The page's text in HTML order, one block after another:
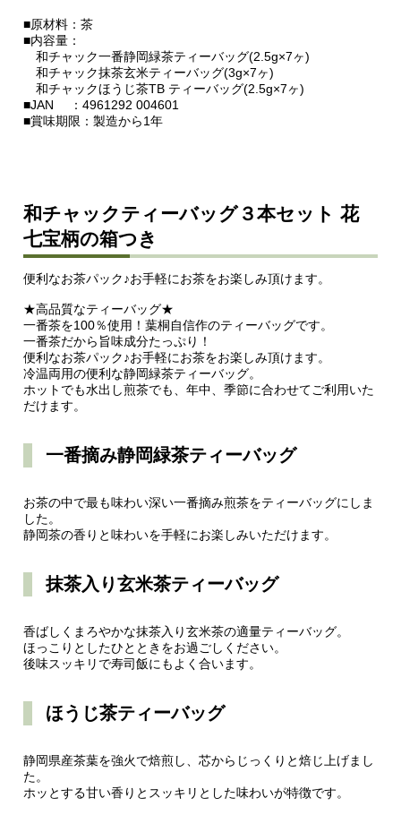
■原材料：茶
■内容量：
和チャック一番静岡緑茶ティーバッグ(2.5g×7ヶ)
和チャック抹茶玄米ティーバッグ(3g×7ヶ)
和チャックほうじ茶TB ティーバッグ(2.5g×7ヶ)
■JAN ：4961292 004601
■賞味期限：製造から1年
和チャックティーバッグ３本セット 花
七宝柄の箱つき
便利なお茶パック♪お手軽にお茶をお楽しみ頂けます。
★高品質なティーバッグ★
一番茶を100％使用！葉桐自信作のティーバッグです。
一番茶だから旨味成分たっぷり！
便利なお茶パック♪お手軽にお茶をお楽しみ頂けます。
冷温両用の便利な静岡緑茶ティーバッグ。
ホットでも水出し煎茶でも、年中、季節に合わせてご利用いた
だけます。
一番摘み静岡緑茶ティーバッグ
お茶の中で最も味わい深い一番摘み煎茶をティーバッグにしま
した。
静岡茶の香りと味わいを手軽にお楽しみいただけます。
抹茶入り玄米茶ティーバッグ
香ばしくまろやかな抹茶入り玄米茶の適量ティーバッグ。
ほっこりとしたひとときをお過ごしください。
後味スッキリで寿司飯にもよく合います。
ほうじ茶ティーバッグ
静岡県産茶葉を強火で焙煎し、芯からじっくりと焙じ上げまし
た。
ホッとする甘い香りとスッキリとした味わいが特徴です。